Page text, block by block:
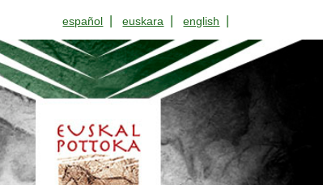
español |euskara |english